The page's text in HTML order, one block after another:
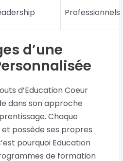
Professionnels
d’une
d’Education Coeur
dans son approche
Chaque
possède ses propres
pourquoi Education
de formation